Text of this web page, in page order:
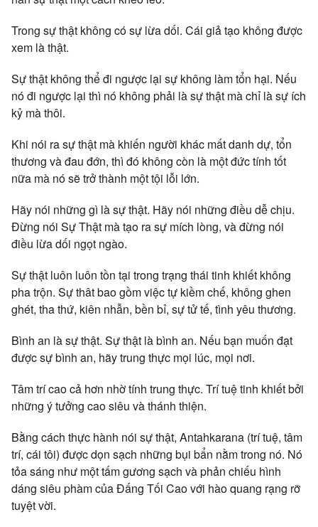
Trong sự thật không có sự lừa dối. Cái giả tạo không được
xem là thật.
Sự thật không thể đi ngược lại sự không làm tổn hại. Nếu
nó đi ngược lại thì nó không phải là sự thật mà chỉ là sự ích
kỷ mà thôi.
Khi nói ra sự thật mà khiến người khác mất danh dự, tổn
thương và đau đớn, thì đó không còn là một đức tính tốt
nữa mà nó sẽ trở thành một tội lỗi lớn.
Hãy nói những gì là sự thật. Hãy nói những điều dễ chịu.
Đừng nói Sự Thật mà tạo ra sự mích lòng, và đừng nói
điều lừa dối ngọt ngào.
Sự thật luôn luôn tồn tại trong trạng thái tinh khiết không
pha trộn. Sự thât bao gồm việc tự kiềm chế, không ghen
ghét, tha thứ, kiên nhẫn, bền bỉ, sự tử tế, tình yêu thương.
Bình an là sự thật. Sự thật là bình an. Nếu bạn muốn đạt
được sự bình an, hãy trung thực mọi lúc, mọi nơi.
Tâm trí cao cả hơn nhờ tính trung thực. Trí tuệ tinh khiết bởi
những ý tưởng cao siêu và thánh thiện.
Bằng cách thực hành nói sự thật, Antahkarana (trí tuệ, tâm
trí, cái tôi) được dọn sạch những bụi bẩn nằm trong nó. Nó
tỏa sáng như một tấm gương sạch và phản chiếu hình
dáng siêu phàm của Đấng Tối Cao với hào quang rạng rỡ
tuyệt vời.